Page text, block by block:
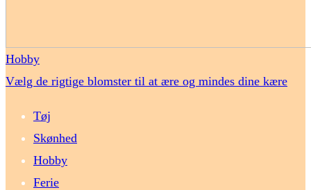
Hobby
Vælg de rigtige blomster til at ære og mindes dine kære
Tøj
Skønhed
Hobby
Ferie